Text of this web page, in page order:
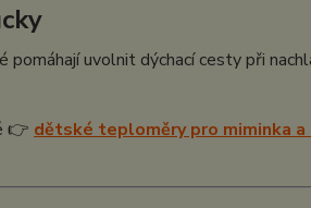
pomáhají uvolnit dýchací cesty při
👉 dětské teploměry pro miminka a